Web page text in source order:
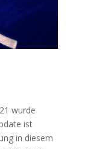
wurde
ist
in diesem